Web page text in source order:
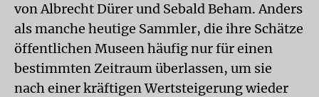
von Albrecht Dürer und Sebald Beham. Anders
als manche heutige Sammler, die ihre Schätze
öffentlichen Museen häufig nur für einen
bestimmten Zeitraum überlassen, um sie
nach einer kräftigen Wertsteigerung wieder